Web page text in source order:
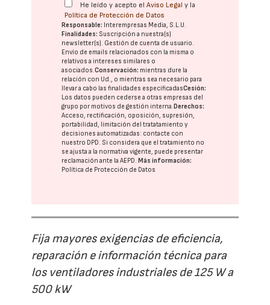
He leído y acepto elAviso Legal y la
Política de Protección de Datos
Responsable: Interempresas Media, S.L.U.
Finalidades: Suscripción a nuestra(s)
newsletter(s). Gestión de cuenta de usuario.
Envío de emails relacionados con la misma o
relativos a intereses similares o
asociados.Conservación: mientras dure la
relación con Ud., o mientras sea necesario para
llevar a cabo las finalidades especificadasCesión:
Los datos pueden cederse a otras empresas del
grupo por motivos de gestión interna. Derechos:
Acceso, rectificación, oposición, supresión,
portabilidad, limitación del tratatamiento y
decisiones automatizadas: contacte con
nuestro DPD. Si considera que el tratamiento no
se ajusta a la normativa vigente, puede presentar
reclamación ante laAEPD. Más información:
Política de Protección de Datos
Fija mayores exigencias de eficiencia,
reparación e información técnica para
los ventiladores industriales de 125 W a
500 kW